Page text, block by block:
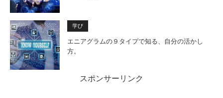
学び
エニアグラムの９タイプで知る、自分の活かし
方。
スポンサーリンク